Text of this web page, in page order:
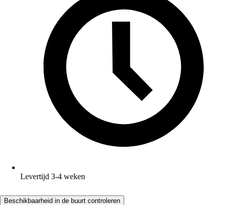
Levertijd 3-4 weken
Beschikbaarheid in de buurt controleren